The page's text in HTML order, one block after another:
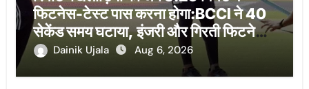
फिटनेस-टेस्ट पास करना होगा:BCCI ने 40
सेकेंड समय घटाया, इंजरी और गिरती फिटनेस
को लेकर फैसला
Dainik Ujala Aug 6, 2026